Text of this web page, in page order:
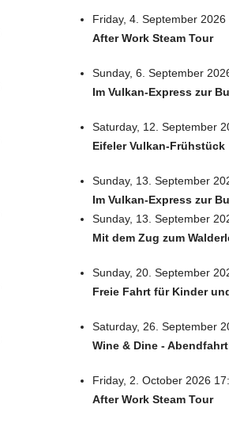
Friday, 4. September
After Work Steam Tour
Sunday, 6. September
Im Vulkan-Express zur
Saturday, 12. September
Eifeler Vulkan-Frühstück
Sunday, 13. September
Im Vulkan-Express zur
Sunday, 13. September
Mit dem Zug zum
Sunday, 20. September
Freie Fahrt für Kinder
Saturday, 26. September
Wine & Dine - Abendfahrt
Friday, 2. October 2026
After Work Steam Tour